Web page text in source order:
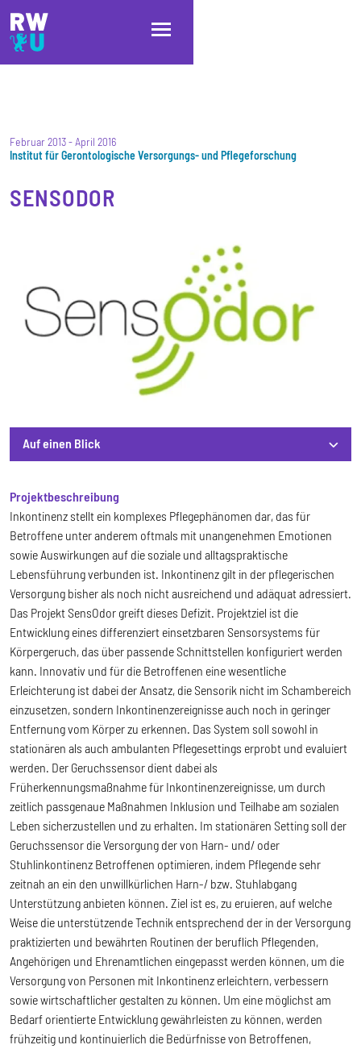
Direkt zum Inhalt
Direkt zur Hauptnavigation
Direkt zum Fußbereich
Februar 2013- April 2016
Institut für Gerontologische Versorgungs- und Pflegeforschung
SENSODOR
Auf einen Blick
Auf einen Blick
Projektbeschreibung
Inkontinenz stellt ein komplexes Pflegephänomen dar, das für
Betroffene unter anderem oftmals mit unangenehmen Emotionen
sowie Auswirkungen auf die soziale und alltagspraktische
Lebensführung verbunden ist. Inkontinenz gilt in der pflegerischen
Versorgung bisher als noch nicht ausreichend und adäquat adressiert.
Das Projekt SensOdor greift dieses Defizit. Projektziel ist die
Entwicklung eines differenziert einsetzbaren Sensorsystems für
Körpergeruch, das über passende Schnittstellen konfiguriert werden
kann. Innovativ und für die Betroffenen eine wesentliche
Erleichterung ist dabei der Ansatz, die Sensorik nicht im Schambereich
einzusetzen, sondern Inkontinenzereignisse auch noch in geringer
Entfernung vom Körper zu erkennen. Das System soll sowohl in
stationären als auch ambulanten Pflegesettings erprobt und evaluiert
werden. Der Geruchssensor dient dabei als
Früherkennungsmaßnahme für Inkontinenzereignisse, um durch
zeitlich passgenaue Maßnahmen Inklusion und Teilhabe am sozialen
Leben sicherzustellen und zu erhalten. Im stationären Setting soll der
Geruchssensor die Versorgung der von Harn- und/ oder
Stuhlinkontinenz Betroffenen optimieren, indem Pflegende sehr
zeitnah an ein den unwillkürlichen Harn-/ bzw. Stuhlabgang
Unterstützung anbieten können. Ziel ist es, zu eruieren, auf welche
Weise die unterstützende Technik entsprechend der in der Versorgung
praktizierten und bewährten Routinen der beruflich Pflegenden,
Angehörigen und Ehrenamtlichen eingepasst werden können, um die
Versorgung von Personen mit Inkontinenz erleichtern, verbessern
sowie wirtschaftlicher gestalten zu können. Um eine möglichst am
Bedarf orientierte Entwicklung gewährleisten zu können, werden
frühzeitig und kontinuierlich die Bedürfnisse von Betroffenen,